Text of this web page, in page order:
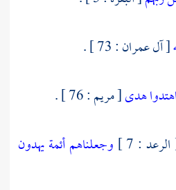
[ آل عمران : 73 ] .
هدى[ مريم : 76 ] .
: 7 ]
وجعلناهم أئمة يهدون